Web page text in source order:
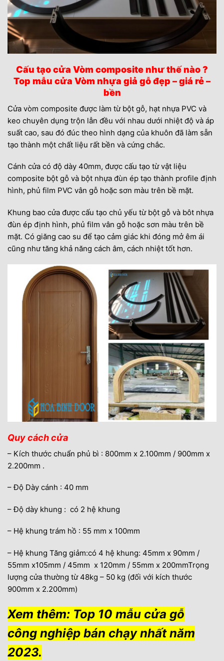
Cấu tạo cửa Vòm composite như thế nào ?
Top mẫu cửa Vòm nhựa giả gỗ đẹp – giá rẻ –
bền
Cửa vòm composite được làm từ bột gỗ, hạt nhựa PVC và
keo chuyên dụng trộn lẫn đều với nhau dưới nhiệt độ và áp
suất cao, sau đó đúc theo hình dạng của khuôn đã làm sẵn
tạo thành một chất liệu rất bền và cứng chắc.
Cánh cửa có độ dày 40mm, được cấu tạo từ vật liệu
composite bột gỗ và bột nhựa đùn ép tạo thành profile định
hình, phủ film PVC vân gỗ hoặc sơn màu trên bề mặt.
Khung bao cửa được cấu tạo chủ yếu từ bột gỗ và bôt nhựa
đùn ép định hình, phủ film vân gỗ hoặc sơn màu trên bề
mặt. Có giăng cao su để tạo cảm giác khi đóng mở êm ái
cũng như tăng khả năng cách âm, cách nhiệt tốt hơn.
Quy cách cửa
– Kích thước chuẩn phủ bì : 800mm x 2.100mm / 900mm x
2.200mm .
– Độ Dày cánh : 40 mm
– Độ dày khung : có 2 hệ khung
– Hệ khung trám hồ : 55 mm x 100mm
– Hệ khung Tăng giảm:có 4 hệ khung: 45mm x 90mm /
55mm x105mm / 45mm x 120mm / 55mm x 200mmTrọng
lượng cửa thường từ 48kg – 50 kg (đối với kích thước
900mm x 2.200mm)
Xem thêm: Top 10 mẫu cửa gỗ
công nghiệp bán chạy nhất năm
2023.